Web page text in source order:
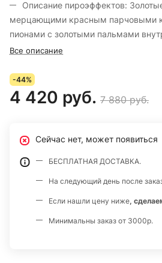
Описание пироэффектов:
мерцающими красным парчовыми
пионами с золотыми пальмами
хвосты разрываются оранжевыми
зелеными, мерцающими белым,
хвосты разрываются мерцающими
трещащими пальмами.
Все описание
-44%
4 420 руб. 7 880 руб.
Сейчас нет, может появиться
БЕСПЛАТНАЯ ДОСТАВКА.
На следующий день после
Если нашли цену ниже,
Минимальны заказ от 3000р.